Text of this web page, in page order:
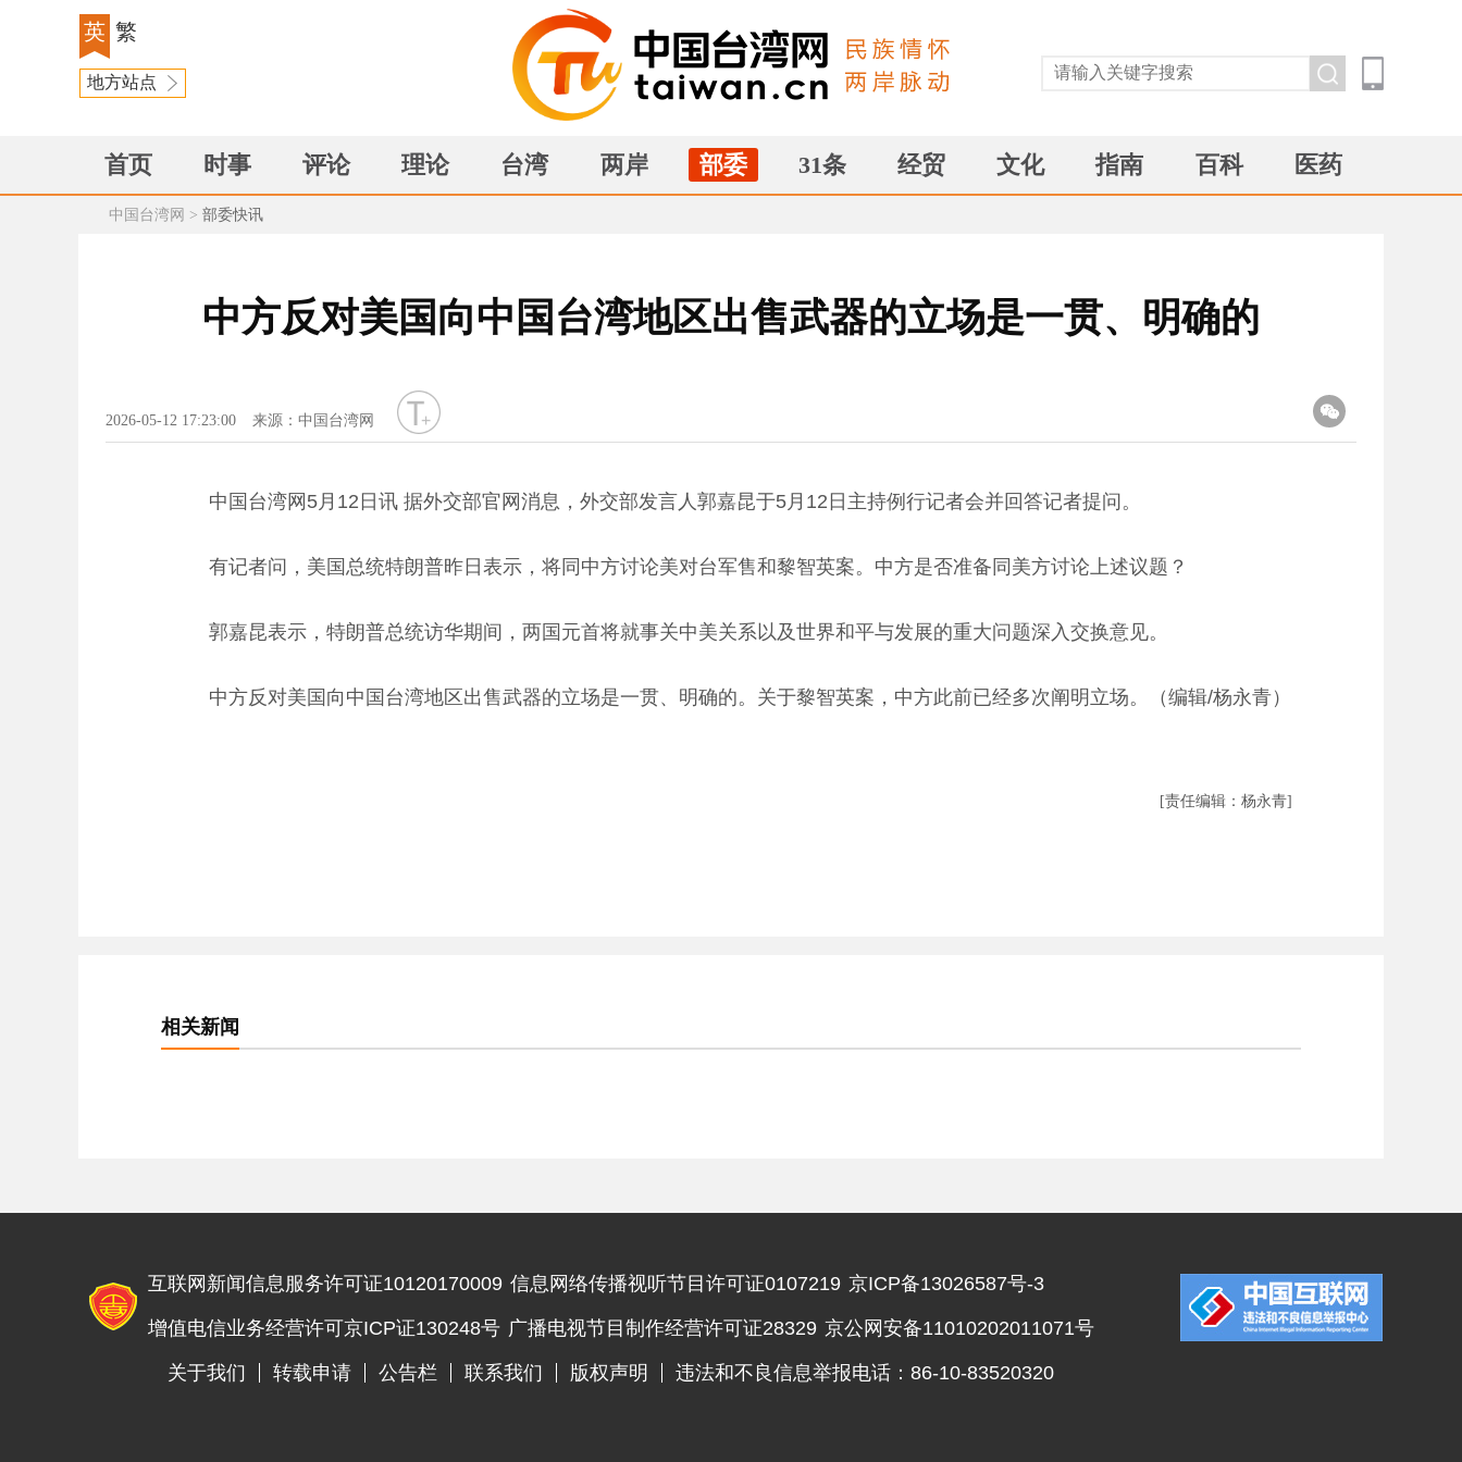
英 繁
地方站点
首页 时事 评论 理论 台湾 两岸 部委 31条 经贸 文化 指南 百科 医药
中国台湾网 > 部委快讯
中方反对美国向中国台湾地区出售武器的立场是一贯、明确的
2026-05-12 17:23:00 来源：中国台湾网
字号
中国台湾网5月12日讯 据外交部官网消息，外交部发言人郭嘉昆于5月12日主持例行记者会并回答记者提问。
有记者问，美国总统特朗普昨日表示，将同中方讨论美对台军售和黎智英案。中方是否准备同美方讨论上述议题？
郭嘉昆表示，特朗普总统访华期间，两国元首将就事关中美关系以及世界和平与发展的重大问题深入交换意见。
中方反对美国向中国台湾地区出售武器的立场是一贯、明确的。关于黎智英案，中方此前已经多次阐明立场。（编辑/杨永青）
[责任编辑：杨永青]
相关新闻
互联网新闻信息服务许可证10120170009 信息网络传播视听节目许可证0107219 京ICP备13026587号-3
增值电信业务经营许可京ICP证130248号 广播电视节目制作经营许可证28329 京公网安备11010202011071号
关于我们 转载申请 公告栏 联系我们 版权声明 违法和不良信息举报电话：86-10-83520320
违法和不良信息举报电话